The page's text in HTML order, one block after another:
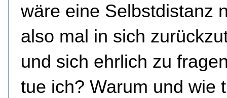
wäre eine Selbstdistanz
also mal in sich
und sich ehrlich zu
tue ich? Warum und wie